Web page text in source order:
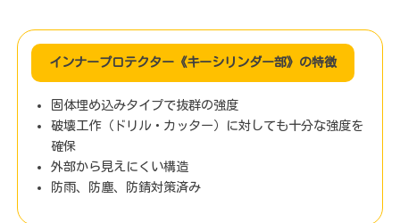
インナープロテクター《キーシリンダー部》の特徴
固体埋め込みタイプで抜群の強度
破壊工作（ドリル・カッター）に対しても十分な強度を
確保
外部から見えにくい構造
防雨、防塵、防錆対策済み